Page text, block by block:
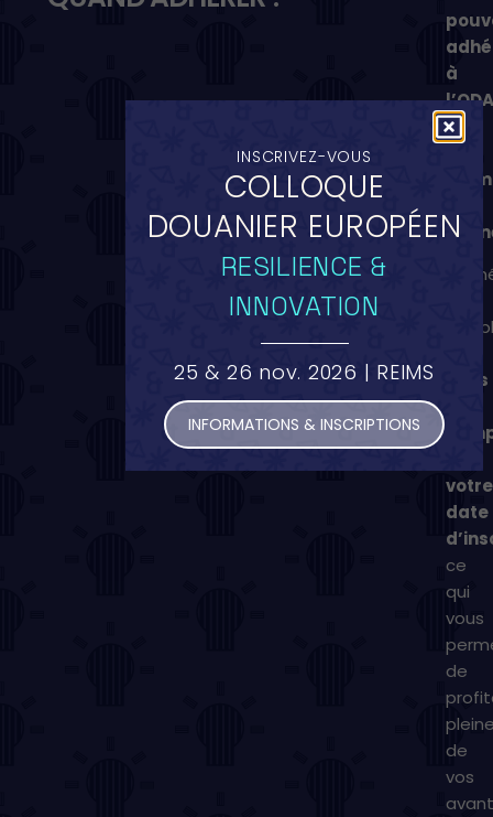
à
à
mois
votre
date
ce
qui
vous
de
de
vos
INSCRIVEZ-VOUS
COLLOQUE
DOUANIER EUROPÉEN
RESILIENCE &
INNOVATION
25 & 26 nov. 2026 | REIMS
INFORMATIONS & INSCRIPTIONS